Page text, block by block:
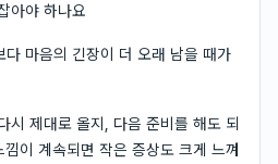
아야 하나요
마음의 긴장이 더 오래 남을 때가
시 제대로 올지, 다음 준비를 해도 되
이 계속되면 작은 증상도 크게 느껴